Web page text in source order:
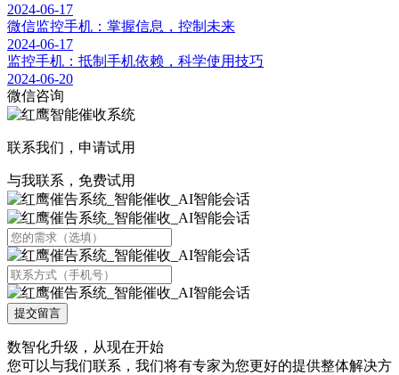
2024-06-17
微信监控手机：掌握信息，控制未来
2024-06-17
监控手机：抵制手机依赖，科学使用技巧
2024-06-20
微信咨询
联系我们，申请试用
与我联系，免费试用
提交留言
数智化升级，从现在开始
您可以与我们联系，我们将有专家为您更好的提供整体解决方